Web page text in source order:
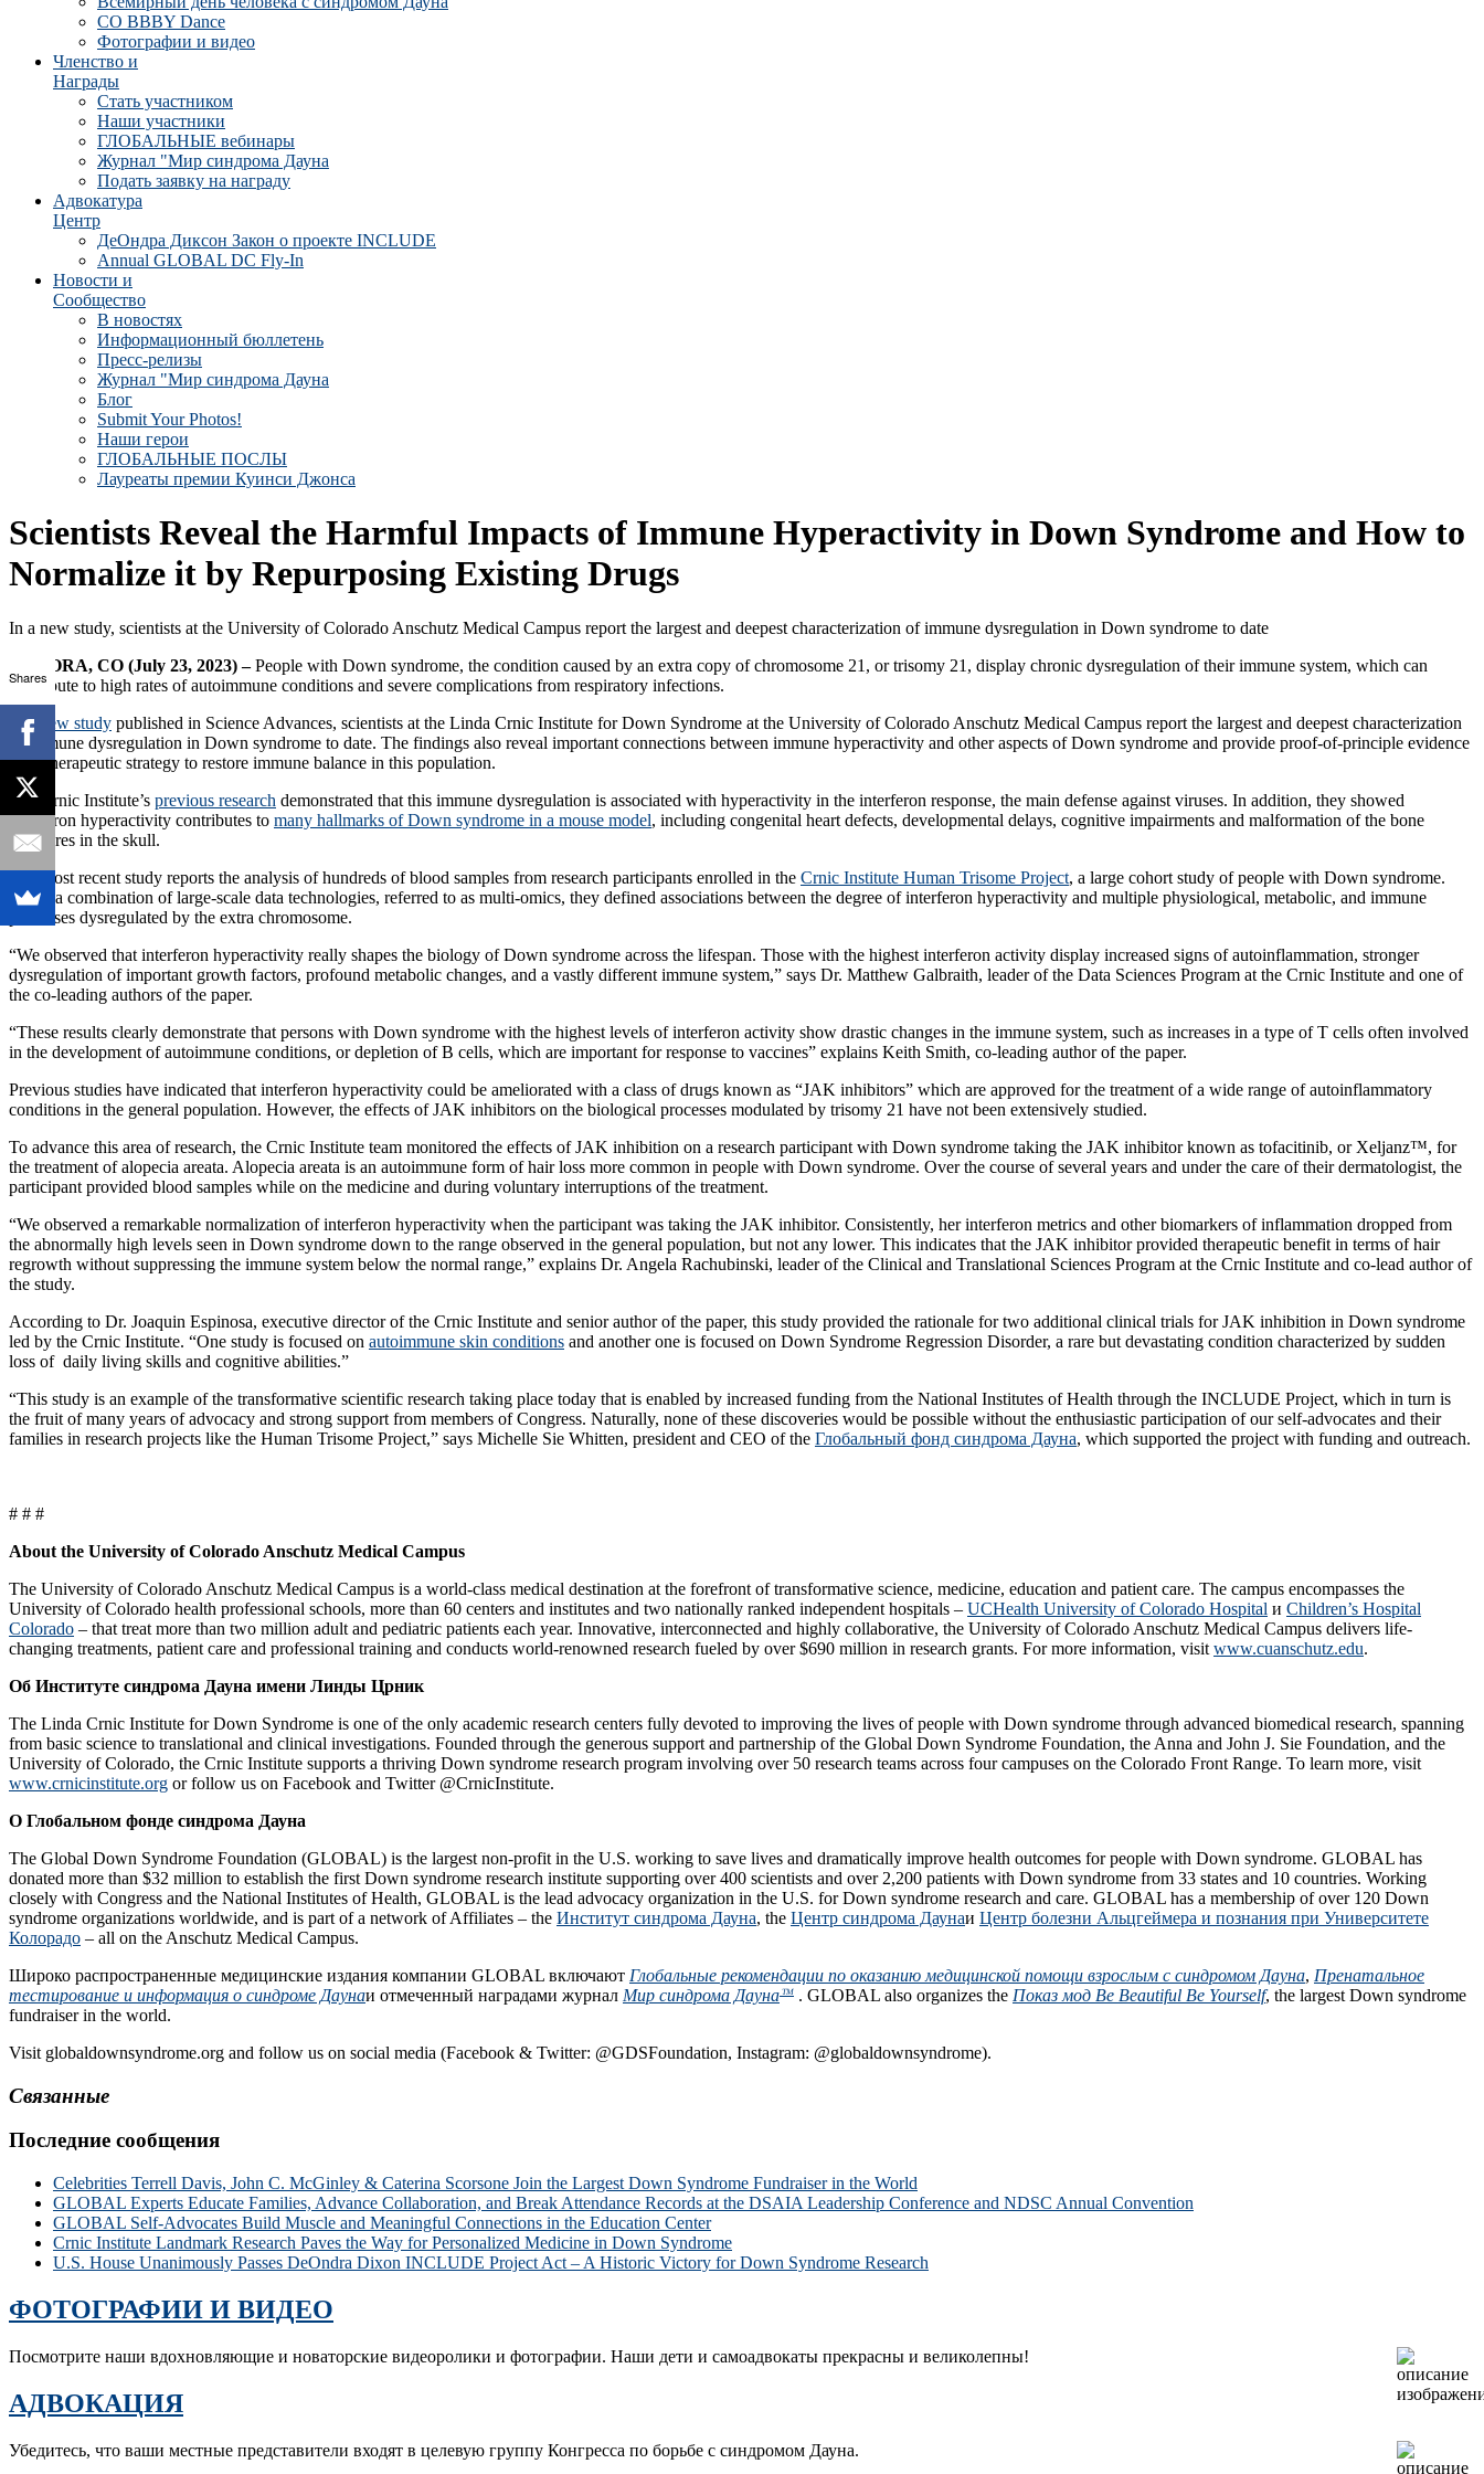
CO BBBY Dance
Фотографии и видео
Членство и
Награды
Стать участником
Наши участники
ГЛОБАЛЬНЫЕ вебинары
Журнал "Мир синдрома Дауна
Подать заявку на награду
Адвокатура
Центр
ДеОндра Диксон Закон о проекте INCLUDE
Annual GLOBAL DC Fly-In
Новости и
Сообщество
В новостях
Информационный бюллетень
Пресс-релизы
Журнал "Мир синдрома Дауна
Блог
Submit Your Photos!
Наши герои
ГЛОБАЛЬНЫЕ ПОСЛЫ
Лауреаты премии Куинси Джонса
Scientists Reveal the Harmful Impacts of Immune Hyperactivity in Down Syndrome and How to
Normalize it by Repurposing Existing Drugs
In a new study, scientists at the University of Colorado Anschutz Medical Campus report the largest and deepest characterization of immune dysregulation in Down syndrome to date
AURORA, CO (July 23, 2023) –People with Down syndrome, the condition caused by an extra copy of chromosome 21, or trisomy 21, display chronic dysregulation of their immune system, which can
contribute to high rates of autoimmune conditions and severe complications from respiratory infections.
In a
new study published in Science Advances, scientists at the Linda Crnic Institute for Down Syndrome at the University of Colorado Anschutz Medical Campus report the largest and deepest characterization
of immune dysregulation in Down syndrome to date. The findings also reveal important connections between immune hyperactivity and other aspects of Down syndrome and provide proof-of-principle evidence
for a therapeutic strategy to restore immune balance in this population.
The Crnic Institute’s previous research demonstrated that this immune dysregulation is associated with hyperactivity in the interferon response, the main defense against viruses. In addition, they showed
interferon hyperactivity contributes to many hallmarks of Down syndrome in a mouse model, including congenital heart defects, developmental delays, cognitive impairments and malformation of the bone
structures in the skull.
The most recent study reports the analysis of hundreds of blood samples from research participants enrolled in the Crnic Institute Human Trisome Project, a large cohort study of people with Down syndrome.
Using a combination of large-scale data technologies, referred to as multi-omics, they defined associations between the degree of interferon hyperactivity and multiple physiological, metabolic, and immune
processes dysregulated by the extra chromosome.
“We observed that interferon hyperactivity really shapes the biology of Down syndrome across the lifespan. Those with the highest interferon activity display increased signs of autoinflammation, stronger
dysregulation of important growth factors, profound metabolic changes, and a vastly different immune system,” says Dr. Matthew Galbraith, leader of the Data Sciences Program at the Crnic Institute and one of
the co-leading authors of the paper.
“These results clearly demonstrate that persons with Down syndrome with the highest levels of interferon activity show drastic changes in the immune system, such as increases in a type of T cells often involved
in the development of autoimmune conditions, or depletion of B cells, which are important for response to vaccines” explains Keith Smith, co-leading author of the paper.
Previous studies have indicated that interferon hyperactivity could be ameliorated with a class of drugs known as “JAK inhibitors” which are approved for the treatment of a wide range of autoinflammatory
conditions in the general population. However, the effects of JAK inhibitors on the biological processes modulated by trisomy 21 have not been extensively studied.
To advance this area of research, the Crnic Institute team monitored the effects of JAK inhibition on a research participant with Down syndrome taking the JAK inhibitor known as tofacitinib, or Xeljanz™, for
the treatment of alopecia areata. Alopecia areata is an autoimmune form of hair loss more common in people with Down syndrome. Over the course of several years and under the care of their dermatologist, the
participant provided blood samples while on the medicine and during voluntary interruptions of the treatment.
“We observed a remarkable normalization of interferon hyperactivity when the participant was taking the JAK inhibitor. Consistently, her interferon metrics and other biomarkers of inflammation dropped from
the abnormally high levels seen in Down syndrome down to the range observed in the general population, but not any lower. This indicates that the JAK inhibitor provided therapeutic benefit in terms of hair
regrowth without suppressing the immune system below the normal range,” explains Dr. Angela Rachubinski, leader of the Clinical and Translational Sciences Program at the Crnic Institute and co-lead author of
the study.
According to Dr. Joaquin Espinosa, executive director of the Crnic Institute and senior author of the paper, this study provided the rationale for two additional clinical trials for JAK inhibition in Down syndrome
led by the Crnic Institute. “One study is focused on autoimmune skin conditions and another one is focused on Down Syndrome Regression Disorder, a rare but devastating condition characterized by sudden
loss of daily living skills and cognitive abilities.”
“This study is an example of the transformative scientific research taking place today that is enabled by increased funding from the National Institutes of Health through the INCLUDE Project, which in turn is
the fruit of many years of advocacy and strong support from members of Congress. Naturally, none of these discoveries would be possible without the enthusiastic participation of our self-advocates and their
families in research projects like the Human Trisome Project,” says Michelle Sie Whitten, president and CEO of the Глобальный фонд синдрома Дауна, which supported the project with funding and outreach.
# # #
About the University of Colorado Anschutz Medical Campus
The University of Colorado Anschutz Medical Campus is a world-class medical destination at the forefront of transformative science, medicine, education and patient care. The campus encompasses the
University of Colorado health professional schools, more than 60 centers and institutes and two nationally ranked independent hospitals – UCHealth University of Colorado Hospital и Children’s Hospital
Colorado – that treat more than two million adult and pediatric patients each year. Innovative, interconnected and highly collaborative, the University of Colorado Anschutz Medical Campus delivers life-
changing treatments, patient care and professional training and conducts world-renowned research fueled by over $690 million in research grants. For more information, visit www.cuanschutz.edu.
Об Институте синдрома Дауна имени Линды Црник
The Linda Crnic Institute for Down Syndrome is one of the only academic research centers fully devoted to improving the lives of people with Down syndrome through advanced biomedical research, spanning
from basic science to translational and clinical investigations. Founded through the generous support and partnership of the Global Down Syndrome Foundation, the Anna and John J. Sie Foundation, and the
University of Colorado, the Crnic Institute supports a thriving Down syndrome research program involving over 50 research teams across four campuses on the Colorado Front Range. To learn more, visit
www.crnicinstitute.org or follow us on Facebook and Twitter @CrnicInstitute.
О Глобальном фонде синдрома Дауна
The Global Down Syndrome Foundation (GLOBAL) is the largest non-profit in the U.S. working to save lives and dramatically improve health outcomes for people with Down syndrome. GLOBAL has
donated more than $32 million to establish the first Down syndrome research institute supporting over 400 scientists and over 2,200 patients with Down syndrome from 33 states and 10 countries. Working
closely with Congress and the National Institutes of Health, GLOBAL is the lead advocacy organization in the U.S. for Down syndrome research and care. GLOBAL has a membership of over 120 Down
syndrome organizations worldwide, and is part of a network of Affiliates – the Институт синдрома Дауна, the Центр синдрома Даунаи Центр болезни Альцгеймера и познания при Университете
Колорадо – all on the Anschutz Medical Campus.
Широко распространенные медицинские издания компании GLOBAL включают Глобальные рекомендации по оказанию медицинской помощи взрослым с синдромом Дауна, Пренатальное
тестирование и информация о синдроме Даунаи отмеченный наградами журнал Мир синдрома Дауна TM . GLOBAL also organizes the Показ мод Be Beautiful Be Yourself, the largest Down syndrome
fundraiser in the world.
Visit globaldownsyndrome.org and follow us on social media (Facebook & Twitter: @GDSFoundation, Instagram: @globaldownsyndrome).
Связанные
Последние сообщения
Celebrities Terrell Davis, John C. McGinley & Caterina Scorsone Join the Largest Down Syndrome Fundraiser in the World
GLOBAL Experts Educate Families, Advance Collaboration, and Break Attendance Records at the DSAIA Leadership Conference and NDSC Annual Convention
GLOBAL Self-Advocates Build Muscle and Meaningful Connections in the Education Center
Crnic Institute Landmark Research Paves the Way for Personalized Medicine in Down Syndrome
U.S. House Unanimously Passes DeOndra Dixon INCLUDE Project Act – A Historic Victory for Down Syndrome Research
ФОТОГРАФИИ И ВИДЕО
Посмотрите наши вдохновляющие и новаторские видеоролики и фотографии. Наши дети и самоадвокаты прекрасны и великолепны!
АДВОКАЦИЯ
Убедитесь, что ваши местные представители входят в целевую группу Конгресса по борьбе с синдромом Дауна.
Shares